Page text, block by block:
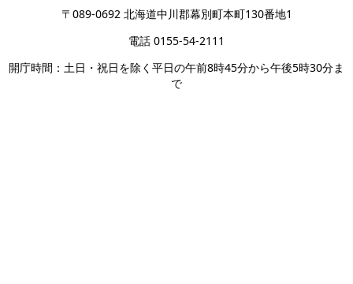
〒089-0692 北海道中川郡幕別町本町130番地1
電話 0155-54-2111
開庁時間：土日・祝日を除く平日の午前8時45分から午後5時30分ま
で